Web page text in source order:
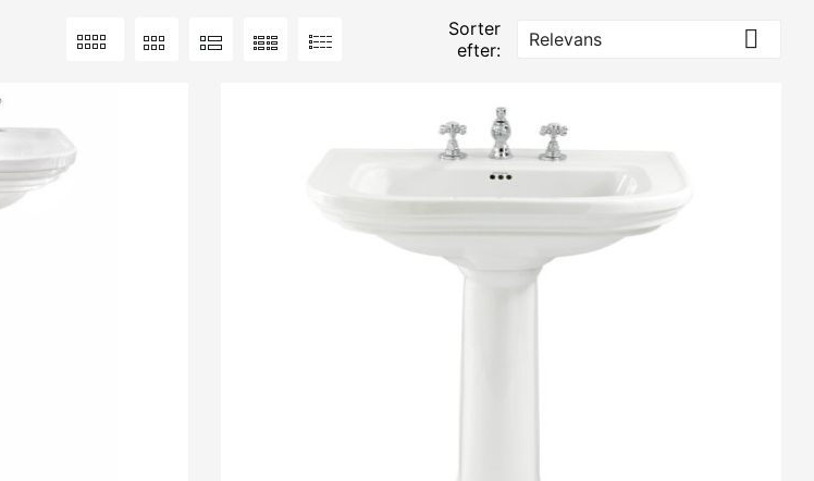
Sorter
efter:
Relevans 